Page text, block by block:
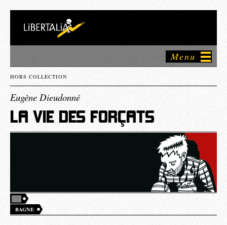
Menu
HORS COLLECTION
Eugène Dieudonné
LA VIE DES FORÇATS
BAGNE